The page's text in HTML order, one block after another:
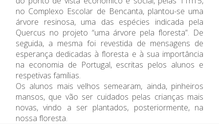
Informações
APEE
Notícias
no Complexo Escolar de Bencanta, plantou-se uma
árvore resinosa, uma das espécies indicada pela
Quercus no projeto “uma árvore pela floresta”. De
seguida, a mesma foi revestida de mensagens de
esperança dedicadas à floresta e à sua importância
na economia de Portugal, escritas pelos alunos e
respetivas famílias.
Os alunos mais velhos semearam, ainda, pinheiros
mansos, que vão ser cuidados pelas crianças mais
novas, vindo a ser plantados, posteriormente, na
nossa floresta.